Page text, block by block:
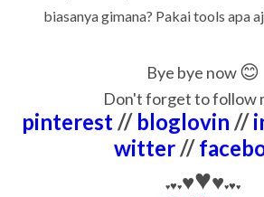
biasanya gimana? Pakai tools apa
Bye bye now😊
Don't forget to follow
pinterest// bloglovin //
witter//
♥♥♥♥♥♥♥♥♥